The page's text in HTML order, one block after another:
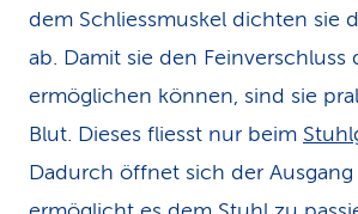
dem Schliess­muskel dichten sie
ab. Damit sie den Feinverschluss
ermöglichen können, sind sie
Blut. Dieses fliesst nur beim
Dadurch öffnet sich der